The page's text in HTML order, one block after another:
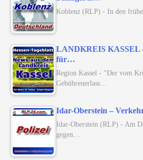
Koblenz (RLP) - In den
LANDKREIS KASSEL
für…
Region Kassel - "Der vom
Gebührenerlass…
Idar-Oberstein –
Idar-Oberstein (RLP) - Am
gegen…